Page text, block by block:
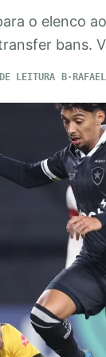
o elenco
bans.
LEITURA